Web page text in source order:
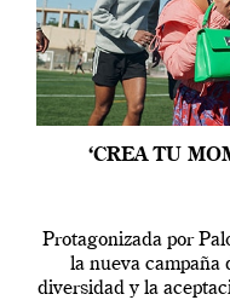
‘CREA TU
Protagonizada por
la nueva campaña
diversidad y la